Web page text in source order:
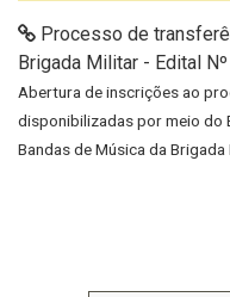
Processo de
Brigada Militar - Edital
Abertura de inscrições ao
disponibilizadas por meio do
Bandas de Música da